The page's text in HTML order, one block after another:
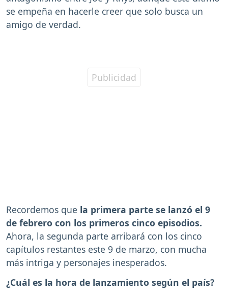
se empeña en hacerle creer que solo busca un
amigo de verdad.
Recordemos que la primera parte se lanzó el 9
de febrero con los primeros cinco episodios.
Ahora, la segunda parte arribará con los cinco
capítulos restantes este 9 de marzo, con mucha
más intriga y personajes inesperados.
¿Cuál es la hora de lanzamiento según el país?